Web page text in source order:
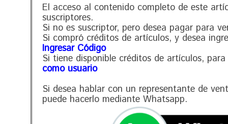
El acceso al contenido completo de este
suscriptores.
Si no es suscriptor, pero desea pagar para
Si compró créditos de artículos, y desea
Ingresar Código
Si tiene disponible créditos de artículos,
como usuario
Si desea hablar con un representante de
puede hacerlo mediante Whatsapp.